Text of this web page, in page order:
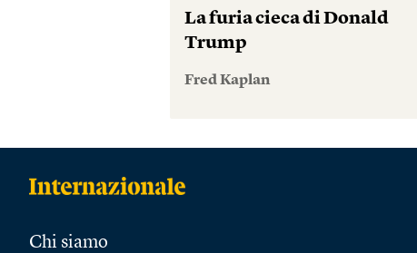
La furia cieca di Donald
Trump
Fred Kaplan
Chi siamo